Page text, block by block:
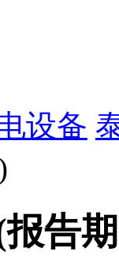
设备
告